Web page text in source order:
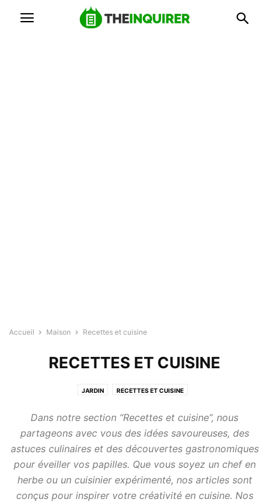
Accueil Maison Recettes et cuisine
RECETTES ET CUISINE
JARDIN RECETTES ET CUISINE
Dans notre section “Recettes et cuisine”, nous
partageons avec vous des idées savoureuses, des
astuces culinaires et des découvertes gastronomiques
pour éveiller vos papilles. Que vous soyez un chef en
herbe ou un cuisinier expérimenté, nos articles sont
conçus pour inspirer votre créativité en cuisine. Nos